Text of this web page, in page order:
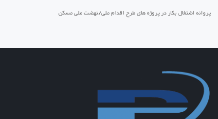
پروانه اشتغال بکار در پروژه های طرح اقدام ملی/نهضت ملی مسکن